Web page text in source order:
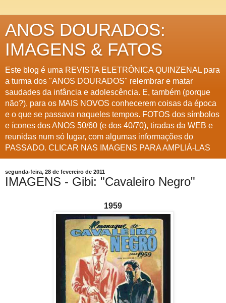
ANOS DOURADOS:
IMAGENS & FATOS
Este blog é uma REVISTA ELETRÔNICA QUINZENAL para
a turma dos "ANOS DOURADOS" relembrar e matar
saudades da infância e adolescência. E, também (porque
não?), para os MAIS NOVOS conhecerem coisas da época
e o que se passava naqueles tempos. FOTOS dos símbolos
e ícones dos ANOS 50/60 (e dos 40/70), tiradas da WEB e
reunidas num só lugar, com algumas informações do
PASSADO. CLICAR NAS IMAGENS PARA AMPLIÁ-LAS
segunda-feira, 28 de fevereiro de 2011
IMAGENS - Gibi: "Cavaleiro Negro"
1959